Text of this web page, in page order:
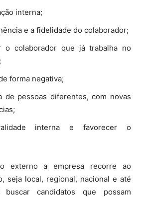
interna;
e a fidelidade do colaborador;
o colaborador que já trabalha no
forma negativa;
de pessoas diferentes, com novas
interna e favorecer o
externo a empresa recorre ao
seja local, regional, nacional e até
buscar candidatos que possam